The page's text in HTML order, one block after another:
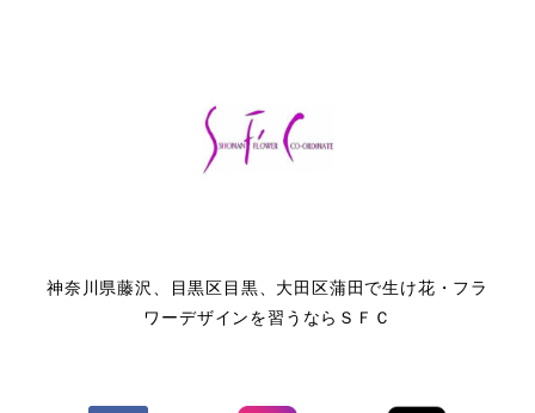
神奈川県藤沢、目黒区目黒、大田区蒲田で生け花・フラ
ワーデザインを習うならＳＦＣ